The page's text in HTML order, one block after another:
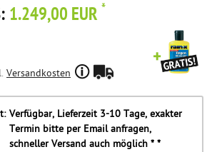
1.249,00 EUR *
Versandkosten
Verfügbar, Lieferzeit 3-10 Tage, exakter
Termin bitte per Email anfragen,
schneller Versand auch möglich * *